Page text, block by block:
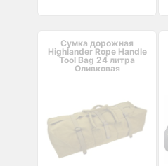
Сумка дорожная
Highlander Rope Handle
Tool Bag 24 литра
Оливковая